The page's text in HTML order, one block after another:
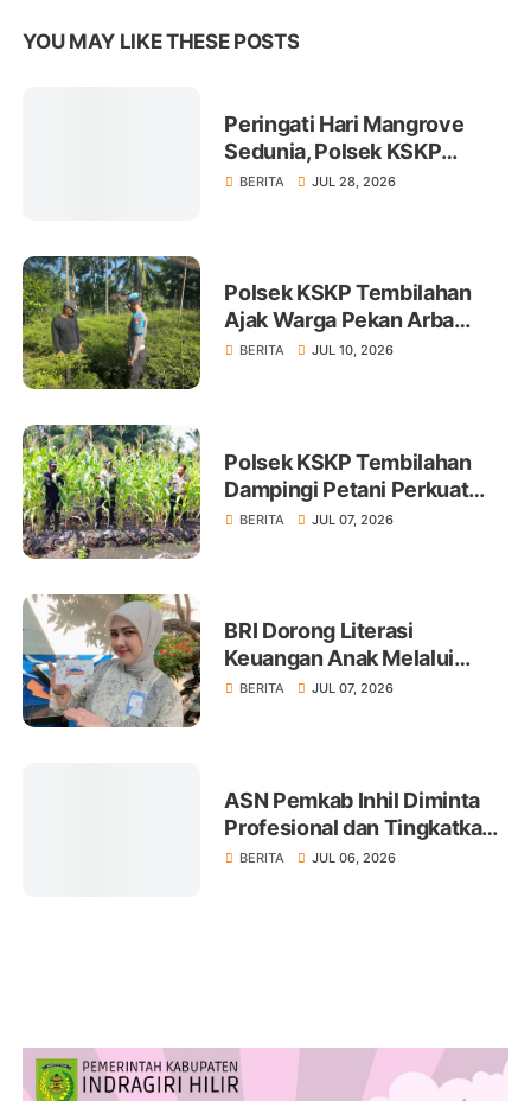
YOU MAY LIKE THESE POSTS
Peringati Hari Mangrove
Sedunia, Polsek KSKP
Tembilahan Tanam 100 Bibit
BERITA JUL 28, 2026
Polsek KSKP Tembilahan
Ajak Warga Pekan Arba
Tanam Cabai Dukung
BERITA JUL 10, 2026
Polsek KSKP Tembilahan
Dampingi Petani Perkuat
Swasembada Pangan
BERITA JUL 07, 2026
BRI Dorong Literasi
Keuangan Anak Melalui
Produk BritAma Junio
BERITA JUL 07, 2026
ASN Pemkab Inhil Diminta
Profesional dan Tingkatkan
Pelayanan Publik
BERITA JUL 06, 2026